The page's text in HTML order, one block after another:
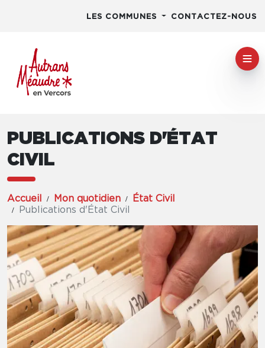
LES COMMUNES CONTACTEZ-NOUS
PUBLICATIONS D'ÉTAT
CIVIL
Accueil Mon quotidien
État Civil
Publications d'État Civil